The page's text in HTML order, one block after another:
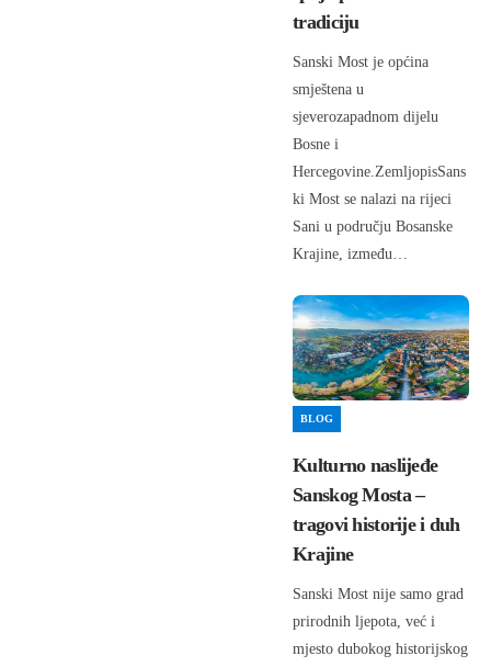
tradiciju
Sanski Most je općina
smještena u
sjeverozapadnom dijelu
Bosne i
Hercegovine.ZemljopisSans
ki Most se nalazi na rijeci
Sani u području Bosanske
Krajine, između…
BLOG
Kulturno naslijeđe
Sanskog Mosta –
tragovi historije i duh
Krajine
Sanski Most nije samo grad
prirodnih ljepota, već i
mjesto dubokog historijskog